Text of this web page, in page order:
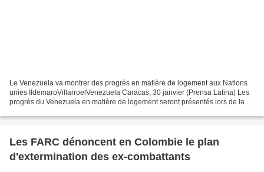
Le Venezuela va montrer des progrès en matière de logement aux Nations
unies IldemaroVillarroelVenezuela Caracas, 30 janvier (Prensa Latina) Les
progrès du Venezuela en matière de logement seront présentés lors de la
Les FARC dénoncent en Colombie le plan
d'extermination des ex-combattants